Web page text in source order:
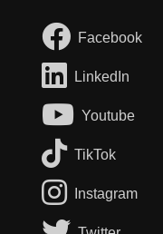
Facebook
LinkedIn
Youtube
TikTok
Instagram